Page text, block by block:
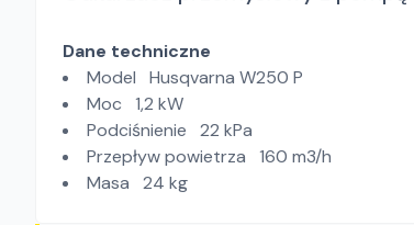
Dane techniczne
Model Husqvarna W250 P
Moc 1,2 kW
Podciśnienie 22 kPa
Przepływ powietrza 160 m3/h
Masa 24 kg